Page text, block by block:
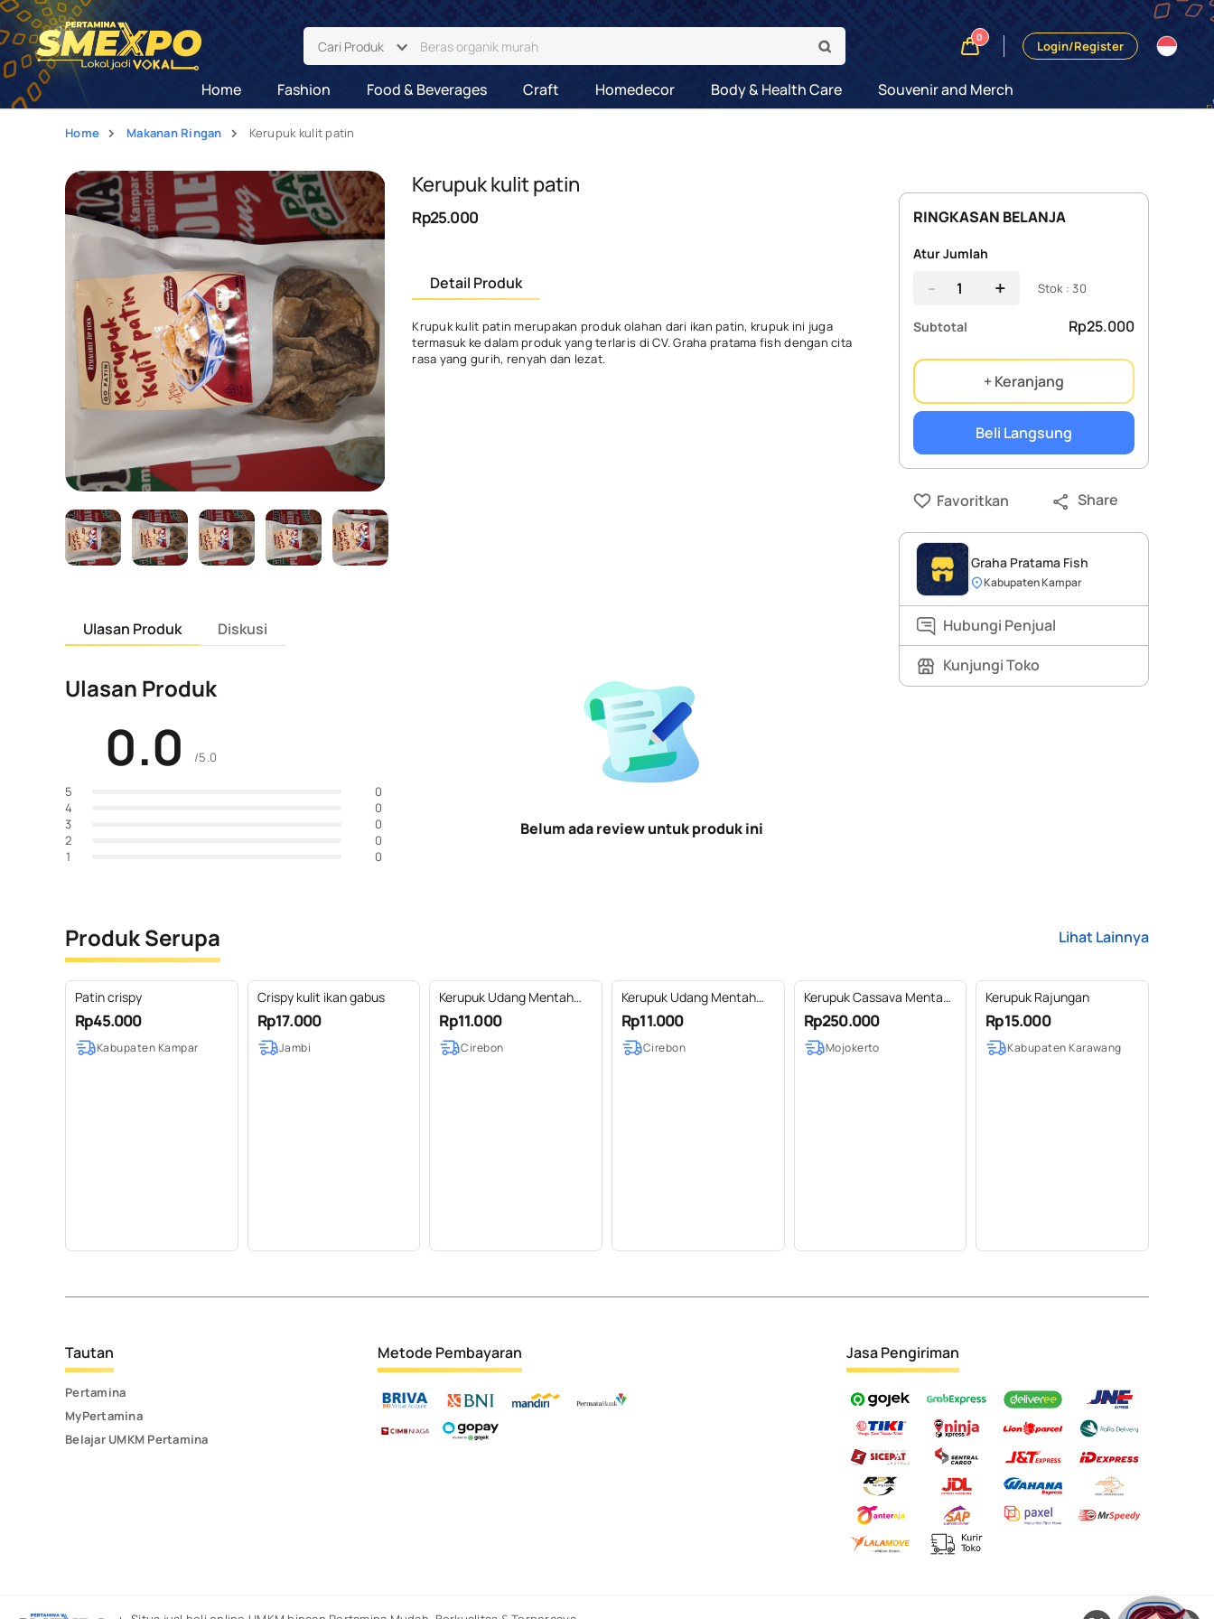
Cari Produk
0
Login/Register
Home Fashion Food & Beverages Craft Homedecor Body & Health Care Souvenir and Merch
Home Makanan Ringan Kerupuk kulit patin
Kerupuk kulit patin
Rp25.000
Detail Produk
Krupuk kulit patin merupakan produk olahan dari ikan patin, krupuk ini juga
termasuk ke dalam produk yang terlaris di CV. Graha pratama fish dengan cita
rasa yang gurih, renyah dan lezat.
Ulasan Produk Diskusi
Ulasan Produk
0.0 /5.0
5
0
4
0
3
0
2
0
1
0
Belum ada review untuk produk ini
RINGKASAN BELANJA
Atur Jumlah
- + Stok : 30
Subtotal Rp25.000
+ Keranjang
Beli Langsung
Favoritkan Share
Graha Pratama Fish
Kabupaten Kampar
Hubungi Penjual
Kunjungi Toko
Produk Serupa Lihat Lainnya
Patin crispy
Rp45.000
Kabupaten Kampar
Crispy kulit ikan gabus
Rp17.000
Jambi
Kerupuk Udang Mentah
Ukuran Besar 250gr
Rp11.000
Cirebon
Kerupuk Udang Mentah
Ukuran Kancing 250gr
Rp11.000
Cirebon
Kerupuk Cassava Mentah
5Kg
Rp250.000
Mojokerto
Kerupuk Rajungan
Rp15.000
Kabupaten Karawang
Tautan
Pertamina
MyPertamina
Belajar UMKM Pertamina
Metode Pembayaran Jasa Pengiriman